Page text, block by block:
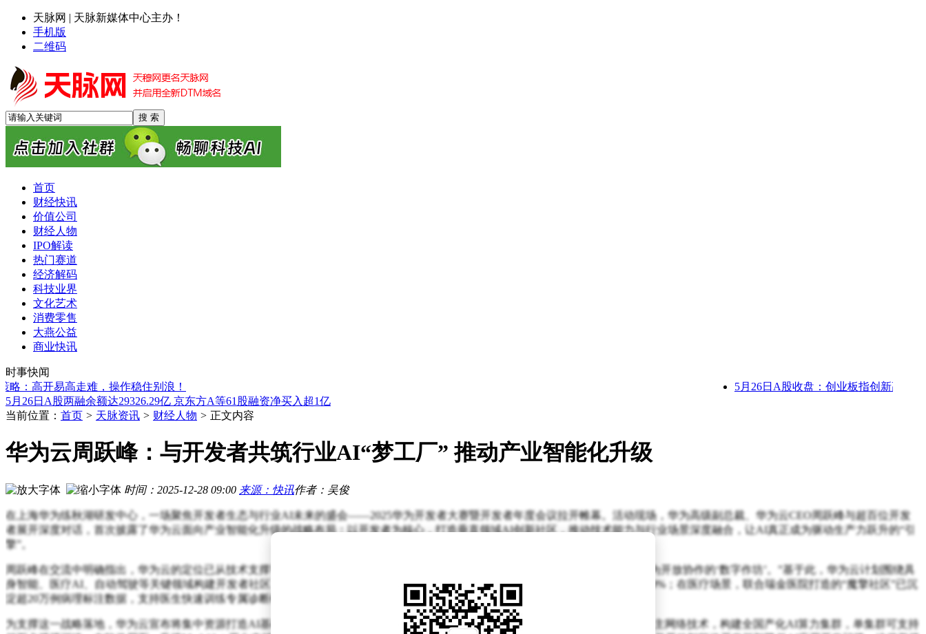
天脉网 | 天脉新媒体中心主办！
手机版
二维码
首页
财经快讯
价值公司
财经人物
IPO解读
热门赛道
经济解码
科技业界
文化艺术
消费零售
大燕公益
商业快讯
时事快闻
高开易高走难，操作稳住别浪！
5月26日A股收盘：创业板指创新高，科技
宝顶创投战略投资男士美妆「GREENLAB绿所」，张耀东助力品牌迈向新征程
第34届深圳礼品家居展收官：文化科技赋能，特渠生态引领礼业新未来
5月26日A股两融余额达29326.29亿 京东方A等61股融资净买入超1亿
长芯博创2025年研发投入1.27亿增11.21%，业绩与产品创新双突破
文博会上的深圳魅力：支付“无国界” 退税“加速度”获全球客商点赞
石家庄带电作业新突破：机器人“同事”上岗 助力电网智能化升级
硅谷AI初创Human Archive融资820万美元，借印度零工数据破解机器人训练难题
宝顶创投战略投资男士美妆「GREENLAB绿所」，张耀东助力品牌迈向新征程
当前位置： 首页 > 天脉资讯 > 财经人物 > 正文内容
华为云周跃峰：与开发者共筑行业AI“梦工厂” 推动产业智能化升级
时间：2025-12-28 09:00 来源：快讯作者：吴俊
在上海华为练秋湖研发中心，一场聚焦开发者生态与行业AI未来的盛会——2025华为开发者大赛暨开发者年度会议拉开帷幕。活动现场，华为高级副总裁、华为云CEO周跃峰与超百位开发
者展开深度对话，首次披露了华为云面向产业智能化升级的战略布局：以开发者为核心，打造垂直领域AI创新社区，推动技术能力与行业场景深度融合，让AI真正成为驱动生产力跃升的“引
擎”。
周跃峰在交流中明确指出，华为云的定位已从技术支撑平台升级为产业创新生态枢纽。他比喻道：“云不仅是商业交易的场所，更应成为开放协作的‘数字作坊’。”基于此，华为云计划围绕具
身智能、医疗AI、自动驾驶等关键领域构建开发者社区：在机器人领域，通过开放仿真工具链与预训练模型，将机器人开发周期缩短60%；在医疗场景，联合瑞金医院打造的“魔擎社区”已沉
淀超20万例病理标注数据，支持医生快速训练专属诊断模型；农业育种、科研计算等领域的社区建设也已进入试点阶段。
为支撑这一战略落地，华为云宣布将集中资源打造AI基础设施“硬底座”与开发工具“软生态”。在硬件层面，依托华为昇腾芯片与全栈自主网络技术，构建全国产化AI算力集群，单集群可支持